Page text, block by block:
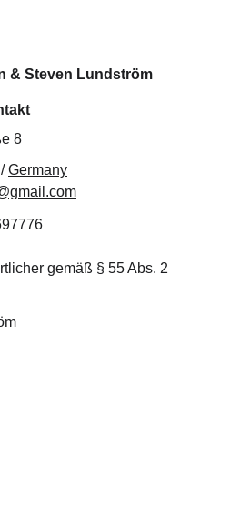
& Steven Lundström
8
Germany
gemäß § 55 Abs. 2